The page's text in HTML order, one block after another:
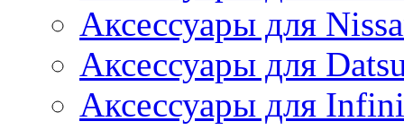
Аксессуары для
Аксессуары для
Аксессуары для